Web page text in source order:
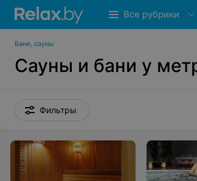
Все рубрики
Бани, сауны
Сауны и бани у
Фильтры